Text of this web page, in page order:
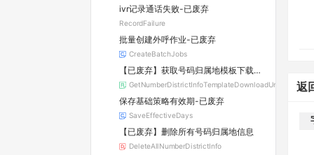
ivr记录通话失败-已废弃
RecordFailure
批量创建外呼作业-已废弃
CreateBatchJobs
【已废弃】获取号码归属地模板下载链接
GetNumberDistrictInfoTemplateDownloadUrl
保存基础策略有效期-已废弃
SaveEffectiveDays
【已废弃】删除所有号码归属地信息
DeleteAllNumberDistrictInfo
返